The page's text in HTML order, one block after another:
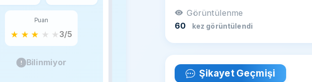
Puan
★ ★ ★ ★ ★3/5
Bilinmiyor
Görüntülenme
60
kez görüntülendi
Şikayet Geçmişi